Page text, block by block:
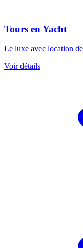
Tours en Yacht
Le luxe avec location
Voir détails